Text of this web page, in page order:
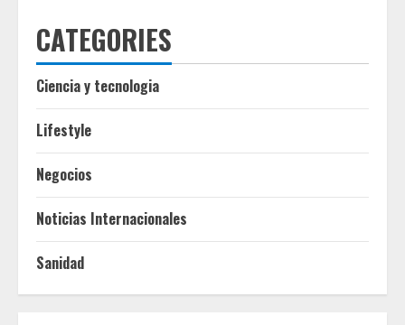
CATEGORIES
Ciencia y tecnologia
Lifestyle
Negocios
Noticias Internacionales
Sanidad